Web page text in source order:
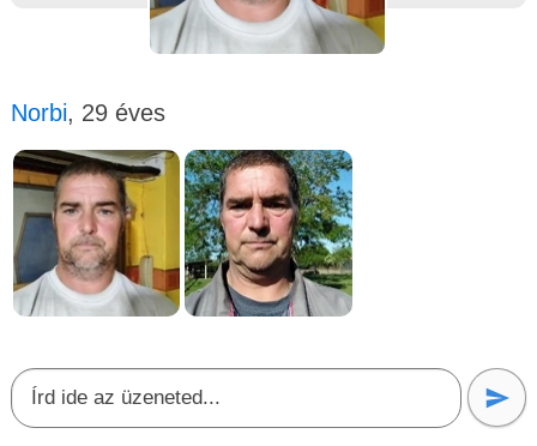
Norbi, 29 éves